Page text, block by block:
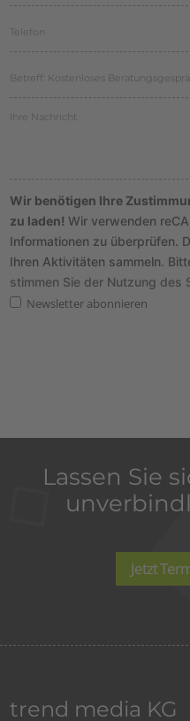
Wir benötigen Ihre
zu laden!Wir verwenden
Informationen zu überprüfen.
Ihren Aktivitäten sammeln.
stimmen Sie der Nutzung des
Newsletter abonnieren
Lassen Sie
Jetzt
trend media KG